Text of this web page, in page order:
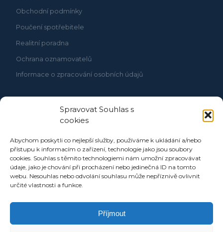
Spravovat Souhlas s
cookies
Abychom poskytli co nejlepší služby, používáme k ukládání a/nebo
přístupu k informacím o zařízení, technologie jako jsou soubory
cookies. Souhlas s těmito technologiemi nám umožní zpracovávat
údaje, jako je chování při procházení nebo jedinečná ID na tomto
webu. Nesouhlas nebo odvolání souhlasu může nepříznivě ovlivnit
určité vlastnosti a funkce.
Příjmout
Obchodní podmínky
Poučení spotřebitele
Realitní poradna
Ochrana oznamovatelů
Informace o zpracování osobních údajů